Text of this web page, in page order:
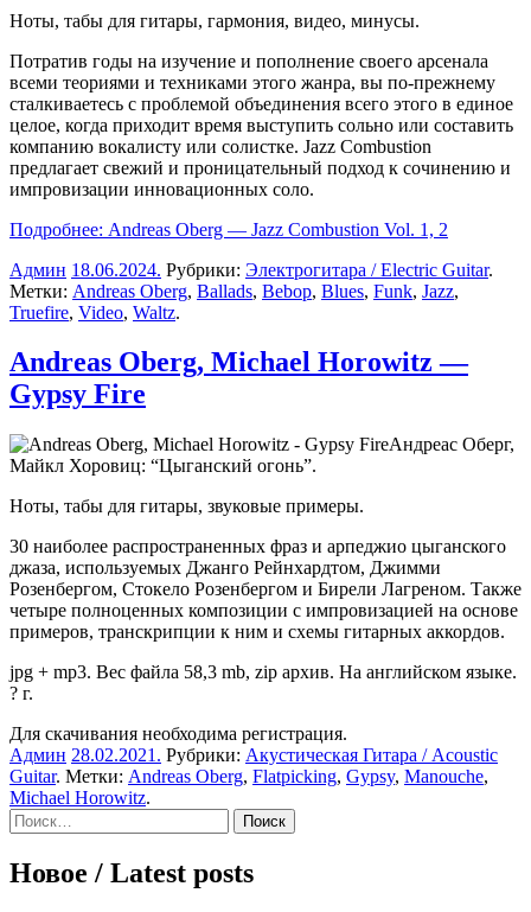
Ноты, табы для гитары, гармония, видео, минусы.
Потратив годы на изучение и пополнение своего арсенала
всеми теориями и техниками этого жанра, вы по-прежнему
сталкиваетесь с проблемой объединения всего этого в единое
целое, когда приходит время выступить сольно или составить
компанию вокалисту или солистке. Jazz Combustion
предлагает свежий и проницательный подход к сочинению и
импровизации инновационных соло.
Подробнее: Andreas Oberg — Jazz Combustion Vol. 1, 2
Админ 18.06.2024. Рубрики: Электрогитара / Electric Guitar.
Метки: Andreas Oberg, Ballads, Bebop, Blues, Funk, Jazz,
Truefire, Video, Waltz.
Andreas Oberg, Michael Horowitz —
Gypsy Fire
Андреас Оберг,
Майкл Хоровиц: “Цыганский огонь”.
Ноты, табы для гитары, звуковые примеры.
30 наиболее распространенных фраз и арпеджио цыганского
джаза, используемых Джанго Рейнхардтом, Джимми
Розенбергом, Стокело Розенбергом и Бирели Лагреном. Также
четыре полноценных композиции с импровизацией на основе
примеров, транскрипции к ним и схемы гитарных аккордов.
jpg + mp3. Вес файла 58,3 mb, zip архив. На английском языке.
? г.
Для скачивания необходима регистрация.
Админ 28.02.2021 . Рубрики: Акустическая Гитара / Acoustic
Guitar. Метки: Andreas Oberg, Flatpicking, Gypsy, Manouche,
Michael Horowitz.
Sidebar
Найти:
Новое / Latest posts